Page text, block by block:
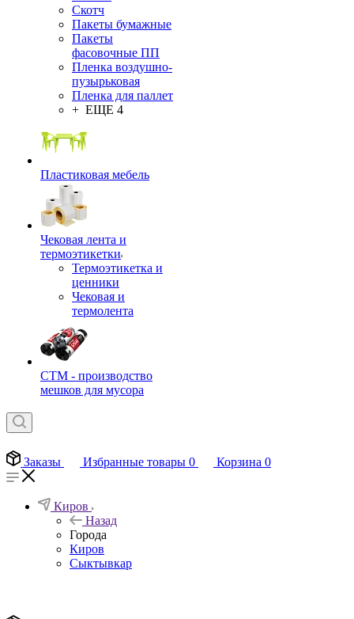
Скотч
Пакеты бумажные
Пакеты
фасовочные ПП
Пленка воздушно-
пузырьковая
Пленка для паллет
+ ЕЩЕ 4
Пластиковая мебель
Чековая лента и
термоэтикетки
Термоэтикетка и
ценники
Чековая и
термолента
СТМ - производство
мешков для мусора
Заказы Избранные товары 0 Корзина 0
Киров
Назад
Города
Киров
Сыктывкар